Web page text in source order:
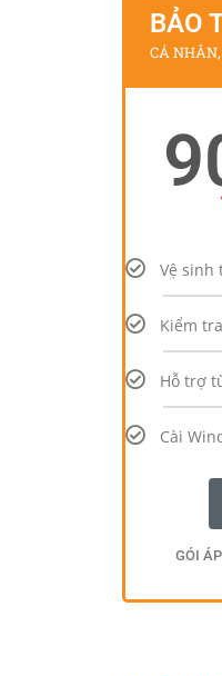
BẢO
CÁ
Vệ sinh
Kiểm
Hỗ trợ
Cài
GÓI